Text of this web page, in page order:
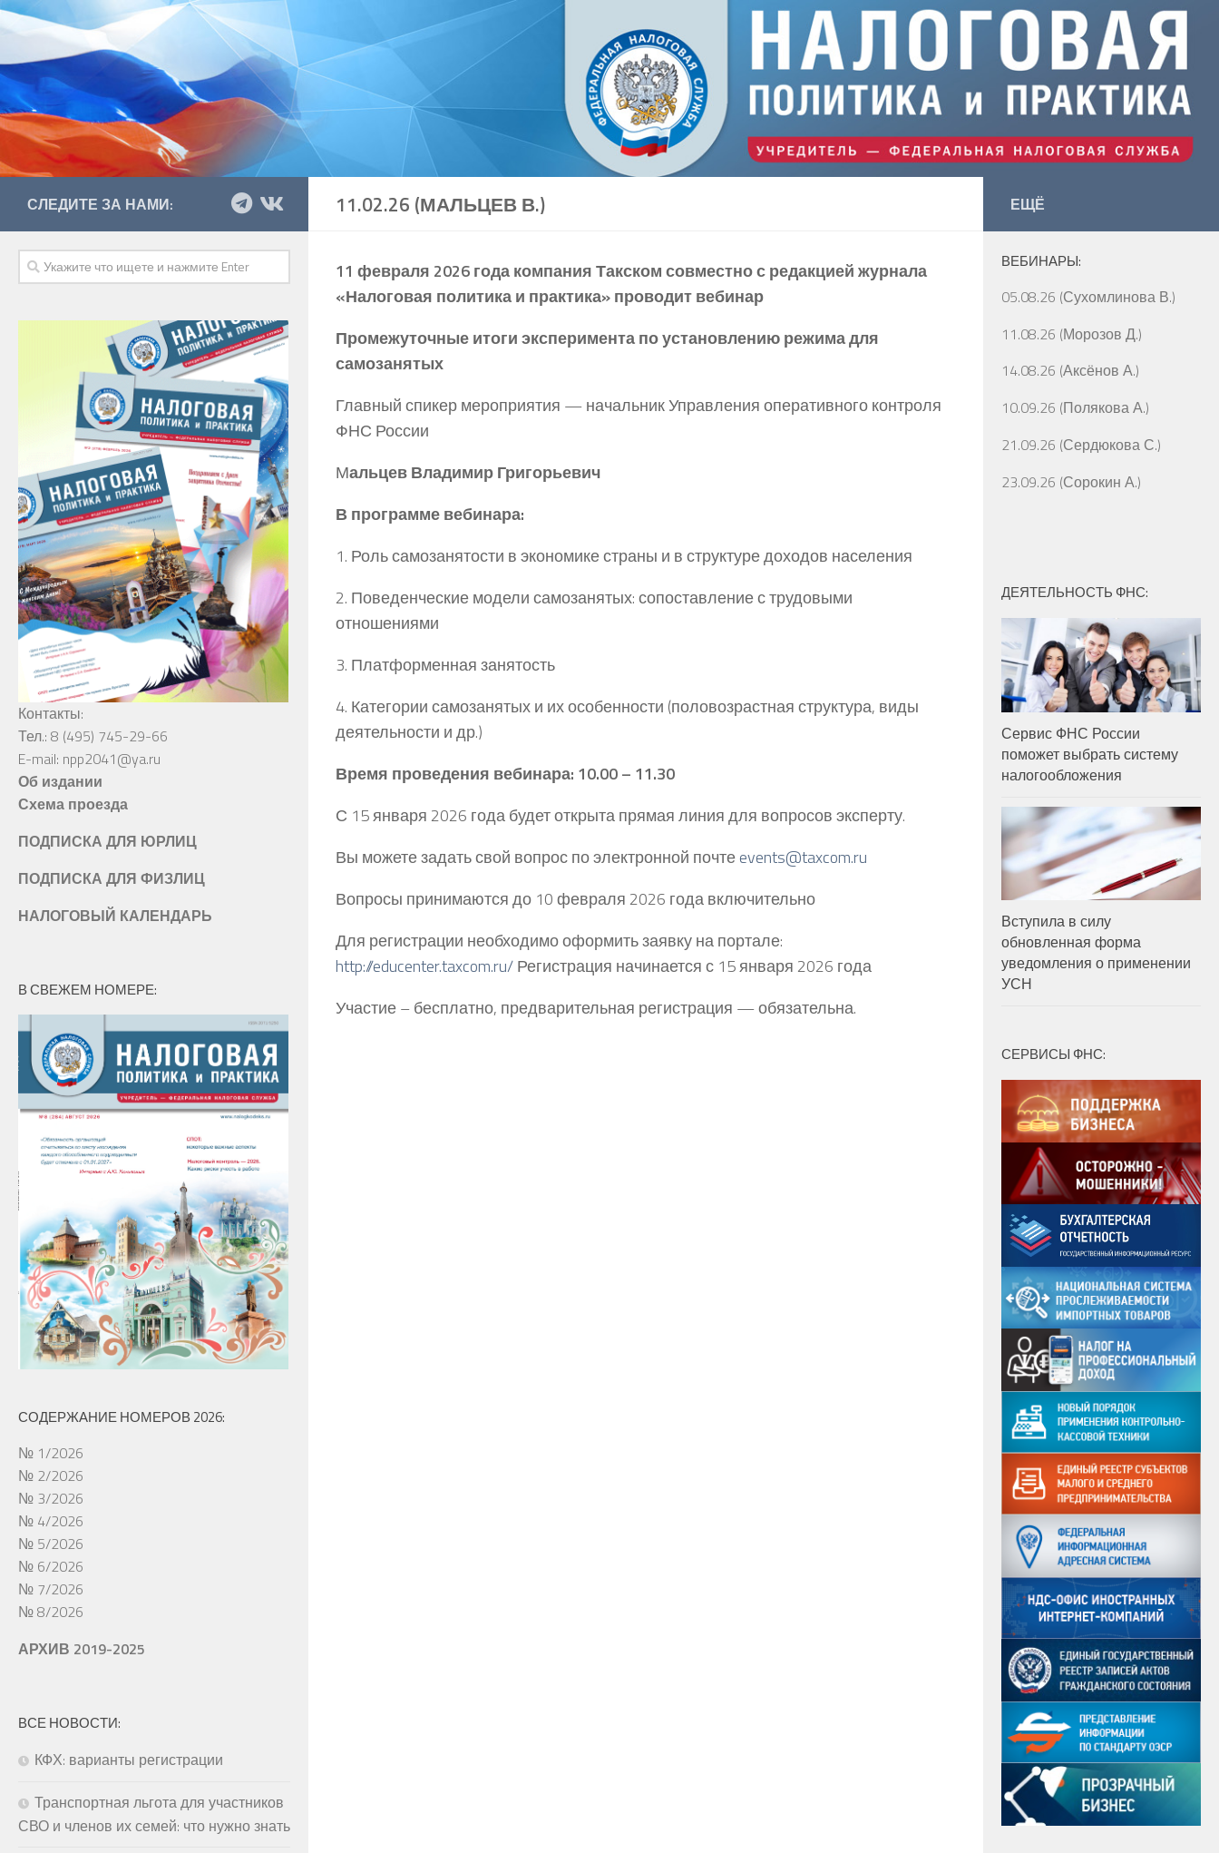
11.02.26 (МАЛЬЦЕВ В.)
11 февраля 2026 годакомпания Такском совместно с редакцией журнала
«Налоговая политика и практика» проводит вебинар
Промежуточные итоги эксперимента по установлению режима для
самозанятых
Главный спикер мероприятия — начальник Управления оперативного контроля
ФНС России
МальцевВладимир Григорьевич
В программе вебинара:
1. Роль самозанятости в экономике страны и в структуре доходов населения
2. Поведенческие модели самозанятых: сопоставление с трудовыми
отношениями
3. Платформенная занятость
4. Категории самозанятых и их особенности (половозрастная структура, виды
деятельности и др.)
Время проведения вебинара: 10.00 – 11.30
С 15 января 2026 года будет открыта прямая линия для вопросов эксперту.
Вы можете задать свой вопрос по электронной почтеevents@taxcom.ru
Вопросы принимаются до 10 февраля 2026 года включительно
Для регистрации необходимо оформить заявку на портале:
http://educenter.taxcom.ru/Регистрация начинается с 15 января 2026 года
Участие – бесплатно, предварительная регистрация — обязательна.
СЛЕДИТЕ ЗА НАМИ:
Контакты:
Тел.: 8 (495) 745-29-66
E-mail: npp2041@ya.ru
Об издании
Схема проезда
ПОДПИСКА ДЛЯ ЮРЛИЦ
ПОДПИСКА ДЛЯ ФИЗЛИЦ
НАЛОГОВЫЙ КАЛЕНДАРЬ
В СВЕЖЕМ НОМЕРЕ:
СОДЕРЖАНИЕ НОМЕРОВ 2026:
№ 1/2026
№ 2/2026
№ 3/2026
№ 4/2026
№ 5/2026
№ 6/2026
№ 7/2026
№ 8/2026
АРХИВ 2019-2025
ВСЕ НОВОСТИ:
КФХ: варианты регистрации
Транспортная льгота для участников
СВО и членов их семей: что нужно знать
ЕЩЁ
ВЕБИНАРЫ:
05.08.26 (Сухомлинова В.)
11.08.26 (Морозов Д.)
14.08.26 (Аксёнов А.)
10.09.26 (Полякова А.)
21.09.26 (Сердюкова С.)
23.09.26 (Сорокин А.)
ДЕЯТЕЛЬНОСТЬ ФНС:
Сервис ФНС России
поможет выбрать систему
налогообложения
Вступила в силу
обновленная форма
уведомления о применении
УСН
СЕРВИСЫ ФНС: